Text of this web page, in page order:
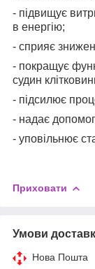
- підвищує
в енергію;
- сприяє
- покращує
судин
- підсилює
- надає
- уповільнює
Приховати
Умови
Нова Пошта